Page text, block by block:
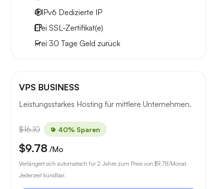
4 IPv6 Dedizierte IP
Frei SSL-Zertifikat(e)
Frei 30 Tage Geld zurück
VPS BUSINESS
Leistungsstarkes Hosting für mittlere Unternehmen.
$16.10 40% Sparen
$9.78 /Mo
Verlängert sich automatisch für 2 Jahre zum Preis von $9.78/Monat.
Jederzeit kündbar.